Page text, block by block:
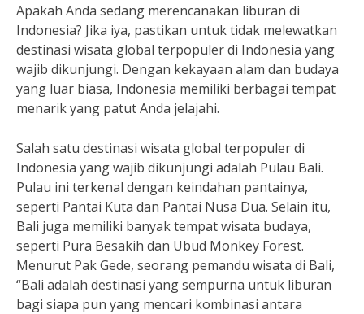
Apakah Anda sedang merencanakan liburan di
Indonesia? Jika iya, pastikan untuk tidak melewatkan
destinasi wisata global terpopuler di Indonesia yang
wajib dikunjungi. Dengan kekayaan alam dan budaya
yang luar biasa, Indonesia memiliki berbagai tempat
menarik yang patut Anda jelajahi.
Salah satu destinasi wisata global terpopuler di
Indonesia yang wajib dikunjungi adalah Pulau Bali.
Pulau ini terkenal dengan keindahan pantainya,
seperti Pantai Kuta dan Pantai Nusa Dua. Selain itu,
Bali juga memiliki banyak tempat wisata budaya,
seperti Pura Besakih dan Ubud Monkey Forest.
Menurut Pak Gede, seorang pemandu wisata di Bali,
“Bali adalah destinasi yang sempurna untuk liburan
bagi siapa pun yang mencari kombinasi antara